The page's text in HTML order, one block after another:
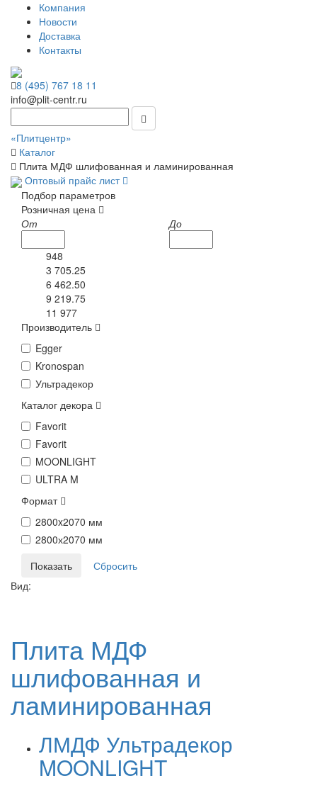
Компания
Новости
Доставка
Контакты
8 (495) 767 18 11
info@plit-centr.ru
«Плитцентр»
Каталог
Плита МДФ шлифованная и ламинированная
Оптовый прайс лист
Подбор параметров
Розничная цена
От
До
948
3 705.25
6 462.50
9 219.75
11 977
Производитель
Egger
Kronospan
Ультрадекор
Каталог декора
Favorit
Favorit
MOONLIGHT
ULTRA M
Формат
2800x2070 мм
2800х2070 мм
Вид:
Плита МДФ
шлифованная и
ламинированная
ЛМДФ Ультрадекор
MOONLIGHT